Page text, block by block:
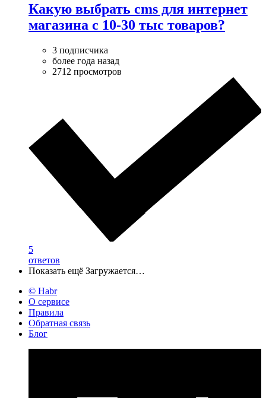
Какую выбрать cms для интернет
магазина с 10-30 тыс товаров?
3 подписчика
более года назад
2712 просмотров
5
ответов
Показать ещё Загружается…
© Habr
О сервисе
Правила
Обратная связь
Блог